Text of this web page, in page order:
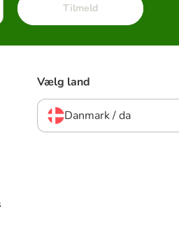
Tilmeld
Vælg land
Danmark / da